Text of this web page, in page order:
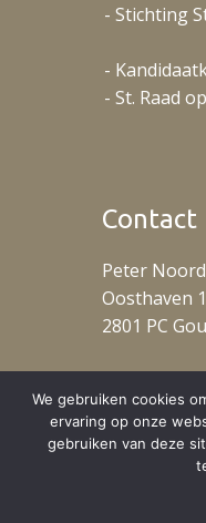
- Stichting
-
- St. Raad
Contact
Peter
Oosthaven
2801 PC
We gebruiken cookies
ervaring op onze
gebruiken van deze